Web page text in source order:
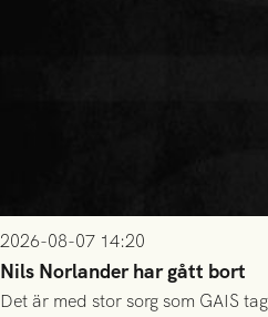
2026-08-07 14:20
Nils Norlander har gått bort
Det är med stor sorg som GAIS